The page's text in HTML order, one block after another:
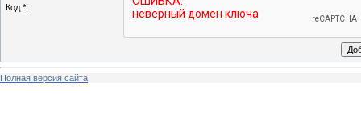
Код *:
Полная версия сайта